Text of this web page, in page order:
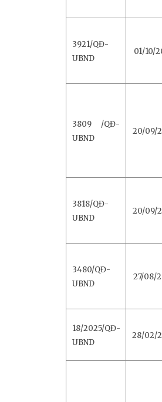
3921/QĐ-
UBND
01/10/
3809 /QĐ-
UBND
20/09/
3818/QĐ-
UBND
20/09/
3480/QĐ-
UBND
27/08/
18/2025/QĐ-
UBND
28/02/